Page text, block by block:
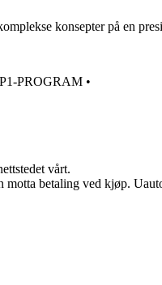
konsepter på en
P1-PROGRAM •
vårt.
motta betaling ved kjøp.